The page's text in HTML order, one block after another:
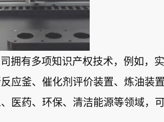
拥有多项知识产权技术，例如，
应釜、催化剂评价装置、炼油装
医药、环保、清洁能源等领域，